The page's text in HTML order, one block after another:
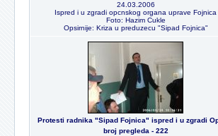
24.03.2006
Ispred i u zgradi opcnskog organa uprave Fojnica
Foto: Hazim Cukle
Opsirnije: Kriza u preduzecu "Sipad Fojnica"
Protesti radnika "Sipad Fojnica" ispred i u zgradi
broj pregleda - 222